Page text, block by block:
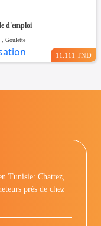
d'emploi
, Goulette
11.111 TND
Tunisie: Chattez,
prés de chez